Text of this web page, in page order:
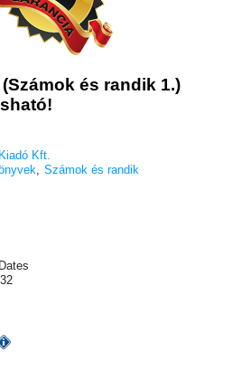
és randik 1.)
Kft.
Számok és randik